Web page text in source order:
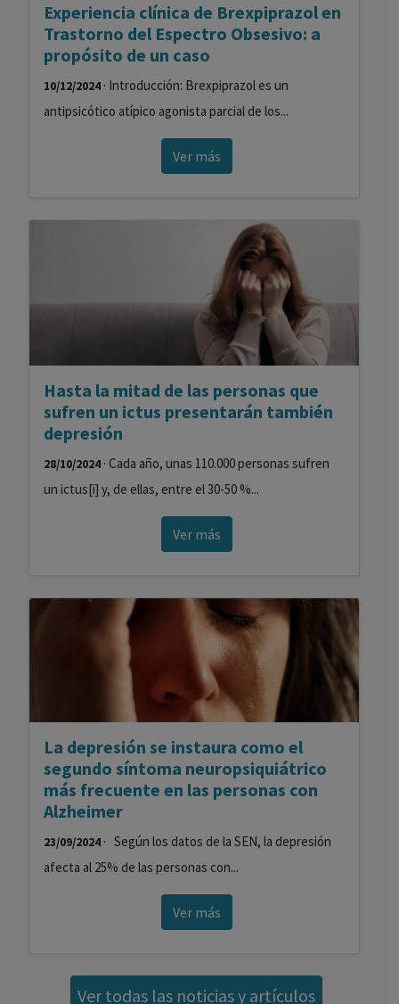
Experiencia clínica de Brexpiprazol en
Trastorno del Espectro Obsesivo: a
propósito de un caso
10/12/2024 · Introducción: Brexpiprazol es un
antipsicótico atípico agonista parcial de los...
Ver más
Hasta la mitad de las personas que
sufren un ictus presentarán también
depresión
28/10/2024 · Cada año, unas 110.000 personas sufren
un ictus[i] y, de ellas, entre el 30-50 %...
Ver más
La depresión se instaura como el
segundo síntoma neuropsiquiátrico
más frecuente en las personas con
Alzheimer
23/09/2024 · Según los datos de la SEN, la depresión
afecta al 25% de las personas con...
Ver más
Ver todas las noticias y artículos